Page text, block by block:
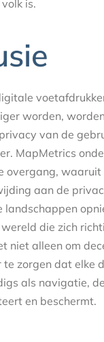
is.
worden,
van de
MapMetrics
overgang,
aan de
die zich
niet alleen om
te zorgen dat elke
als navigatie,
en beschermt.